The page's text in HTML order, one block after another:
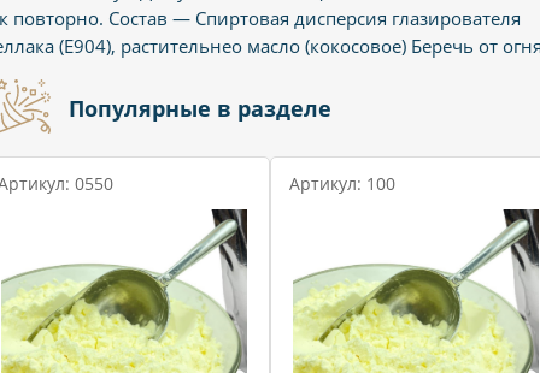
повторно. Состав — Спиртовая дисперсия глазирователя
(Е904), растительнео масло (кокосовое) Беречь от
Популярные в разделе
0550 Артикул: 100